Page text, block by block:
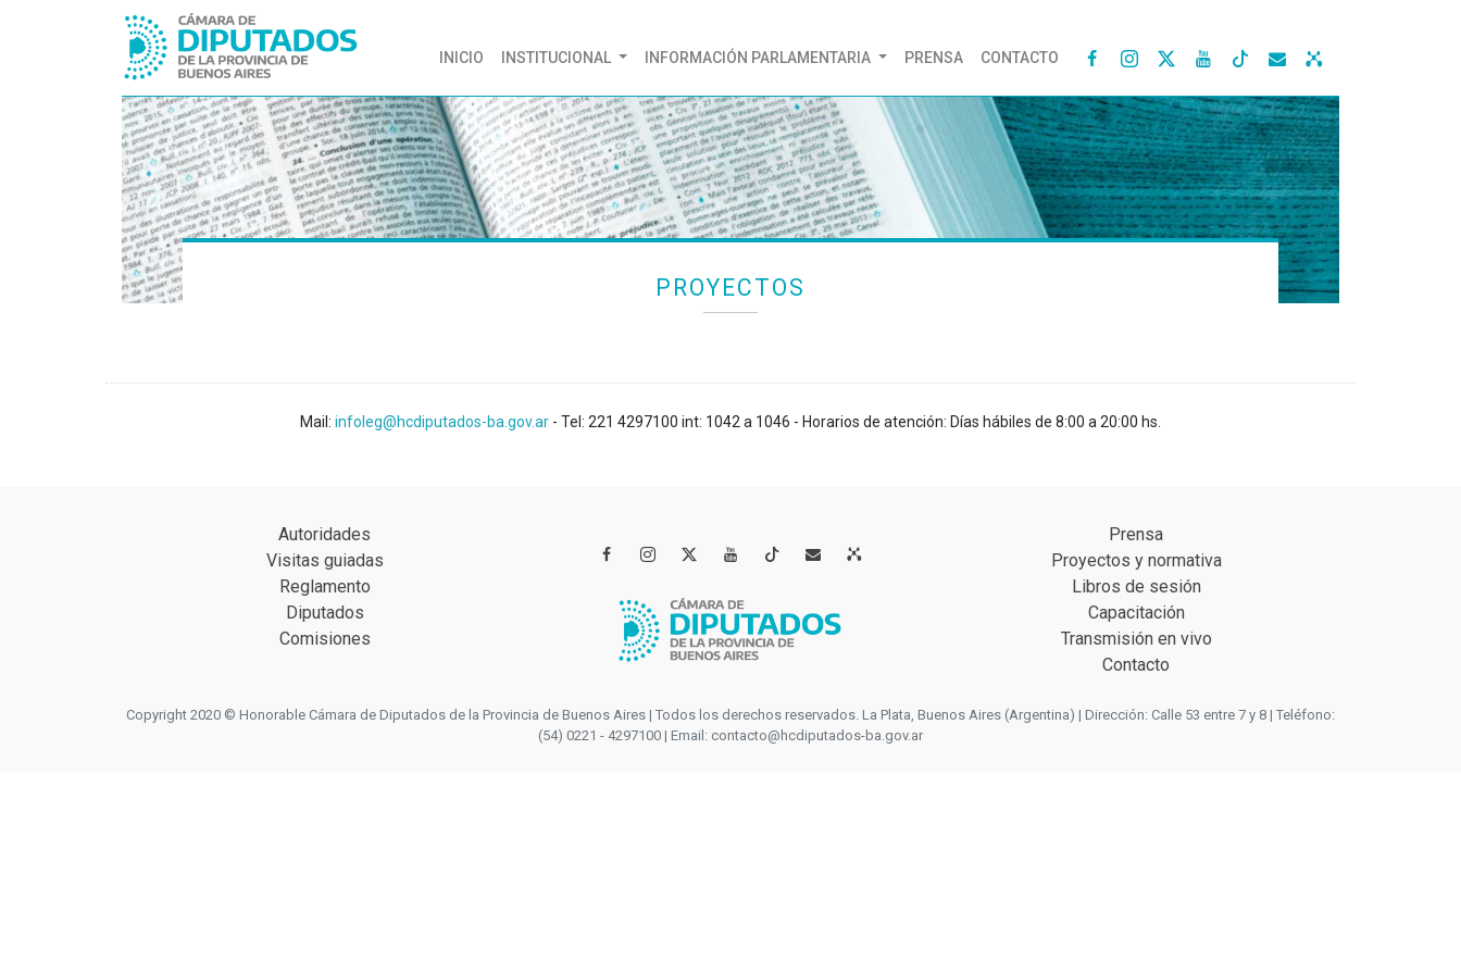
INICIO (CURRENT)
INSTITUCIONAL INFORMACIÓN PARLAMENTARIA PRENSA CONTACTO    
PROYECTOS
Mail: infoleg@hcdiputados-ba.gov.ar - Tel: 221 4297100 int: 1042 a 1046 - Horarios de atención: Días hábiles de 8:00 a 20:00 hs.
Autoridades
Visitas guiadas
Reglamento
Diputados
Comisiones
   
Prensa
Proyectos y normativa
Libros de sesión
Capacitación
Transmisión en vivo
Contacto
Copyright 2020 © Honorable Cámara de Diputados de la Provincia de Buenos Aires | Todos los derechos reservados. La Plata, Buenos Aires (Argentina) | Dirección: Calle 53 entre 7 y 8 | Teléfono:
(54) 0221 - 4297100 | Email: contacto@hcdiputados-ba.gov.ar